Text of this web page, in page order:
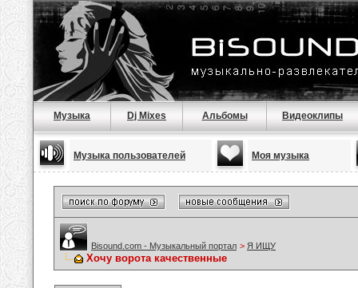
Музыка Dj Mixes Альбомы Видеоклипы
Музыка пользователей Моя музыка
Bisound.com - Музыкальный портал > Я ИЩУ
Хочу ворота качественные